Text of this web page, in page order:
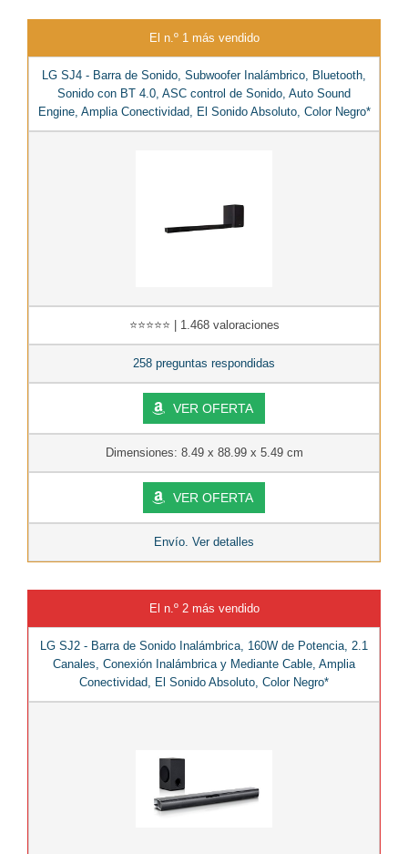
El n.º 1 más vendido
LG SJ4 - Barra de Sonido, Subwoofer Inalámbrico, Bluetooth,
Sonido con BT 4.0, ASC control de Sonido, Auto Sound
Engine, Amplia Conectividad, El Sonido Absoluto, Color Negro*
⭐⭐⭐⭐⭐ | 1.468 valoraciones
258 preguntas respondidas
VER OFERTA
Dimensiones: 8.49 x 88.99 x 5.49 cm
VER OFERTA
Envío. Ver detalles
El n.º 2 más vendido
LG SJ2 - Barra de Sonido Inalámbrica, 160W de Potencia, 2.1
Canales, Conexión Inalámbrica y Mediante Cable, Amplia
Conectividad, El Sonido Absoluto, Color Negro*